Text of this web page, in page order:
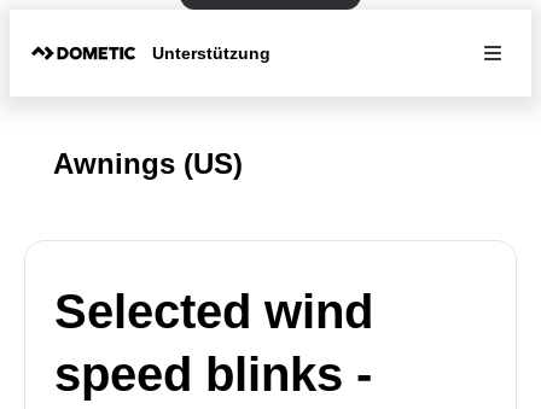
Unterstützung
Awnings (US)
Selected wind
speed blinks -